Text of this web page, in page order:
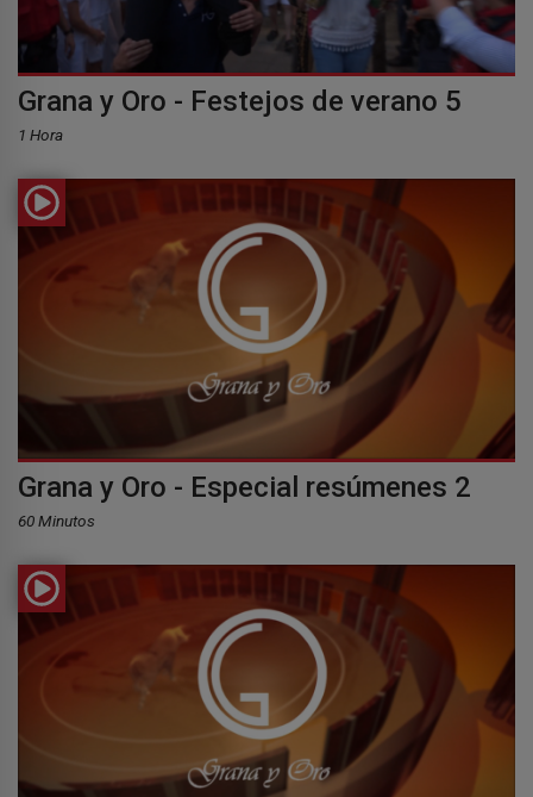
Grana y Oro - Festejos de verano 5
1 Hora
Grana y Oro - Especial resúmenes 2
60 Minutos